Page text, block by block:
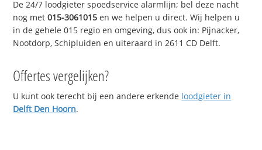
De 24/7 loodgieter spoedservice alarmlijn; bel deze nacht
nog met015-3061015 en we helpen u direct. Wij helpen u
in de gehele 015 regio en omgeving, dus ook in: Pijnacker,
Nootdorp, Schipluiden en uiteraard in 2611 CD Delft.
Offertes vergelijken?
U kunt ook terecht bij een andere erkende loodgieter in
Delft Den Hoorn.